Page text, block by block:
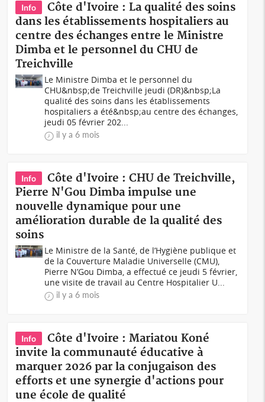
Info
Côte d'Ivoire : La qualité des soins
dans les établissements hospitaliers au
centre des échanges entre le Ministre
Dimba et le personnel du CHU de
Treichville
Le Ministre Dimba et le personnel du
CHU&nbsp;de Treichville jeudi (DR)&nbsp;La
qualité des soins dans les établissements
hospitaliers a été&nbsp;au centre des échanges,
jeudi 05 février 202...
il y a 6 mois
Info
Côte d'Ivoire : CHU de Treichville,
Pierre N'Gou Dimba impulse une
nouvelle dynamique pour une
amélioration durable de la qualité des
soins
Le Ministre de la Santé, de l’Hygiène publique et
de la Couverture Maladie Universelle (CMU),
Pierre N’Gou Dimba, a effectué ce jeudi 5 février,
une visite de travail au Centre Hospitalier U...
il y a 6 mois
Info
Côte d'Ivoire : Mariatou Koné
invite la communauté éducative à
marquer 2026 par la conjugaison des
efforts et une synergie d'actions pour
une école de qualité